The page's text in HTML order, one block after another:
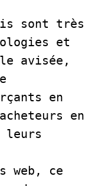
sont très
et
avisée,
en
en
leurs
web, ce